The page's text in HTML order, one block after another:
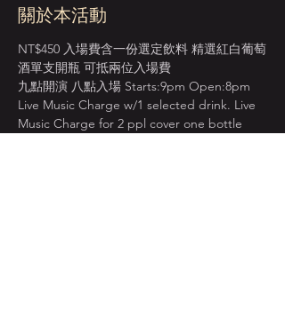
關於本活動
NT$450 入場費含一份選定飲料 精選紅白葡萄
酒單支開瓶 可抵兩位入場費
九點開演 八點入場 Starts:9pm Open:8pm
Live Music Charge w/1 selected drink. Live
Music Charge for 2 ppl cover one bottle